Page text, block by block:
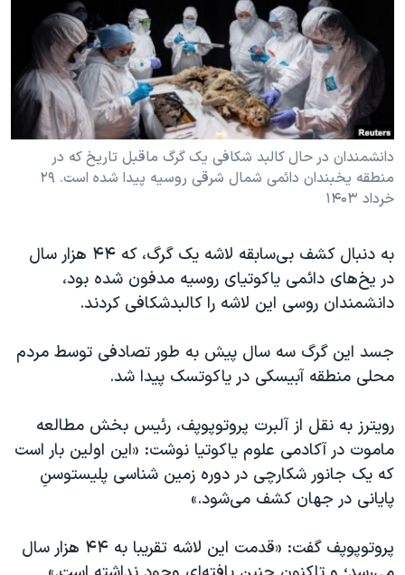
فرهنگ و زندگی
حقوق شهروندی
اقتصادی
علم و فناوری
گالری عکس
مستندها
انتخابات ریاست جمهوری آمریکا ۲۰۲۴
حمله جمهوری اسلامی به اسرائیل
رمز مهسا
اعتراضات زن، زندگی، آزادی
تریبونال مردمی آبان ۹۸
دادگاه حمید نوری
چهل سال گروگان‌گیری
قانون شفافیت دارائی کادر رهبری ایران
اعتراضات مردمی آبان ۹۸
نرگس محمدی برنده جایزه نوبل صلح
همایش محافظه‌کاران آمریکا «سی‌پک»
صفحه‌های ویژه
سفر پرزیدنت ترامپ به چین
دنبال کنید
زبانهای مختلف
دانشمندان در حال کالبد شکافی یک گرگ ماقبل تاریخ که در
منطقه یخبندان دائمی شمال شرقی روسیه پیدا شده است. ۲۹
خرداد ۱۴۰۳
به دنبال کشف بی‌سابقه لاشه یک گرگ، که ۴۴ هزار سال
در یخ‌های دائمی یاکوتیای روسیه مدفون شده بود،
دانشمندان روسی این لاشه را کالبدشکافی کردند.
جسد این گرگ سه سال پیش به طور تصادفی توسط مردم
محلی منطقه آبیسکی در یاکوتسک پیدا شد.
رویترز به نقل از آلبرت پروتوپوپف، رئیس بخش مطالعه
ماموت در آکادمی علوم یاکوتیا نوشت: «این اولین بار است
که یک جانور شکارچی در دوره زمین شناسی پلیستوسنِ
پایانی در جهان کشف می‌شود.»
پروتوپوپف گفت: «قدمت این لاشه تقریبا به ۴۴ هزار سال